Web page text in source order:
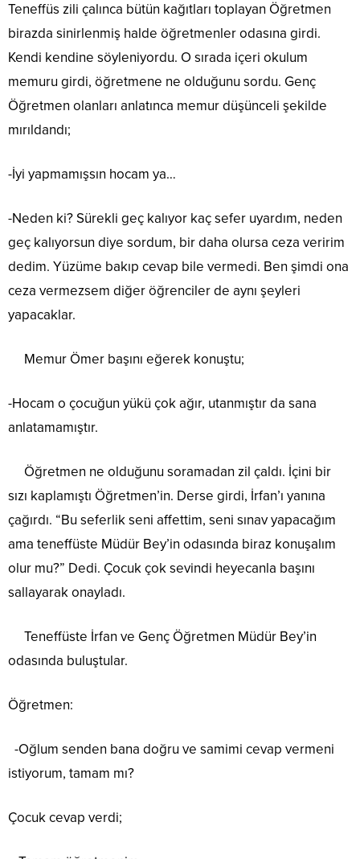
Teneffüs zili çalınca bütün kağıtları toplayan Öğretmen
birazda sinirlenmiş halde öğretmenler odasına girdi.
Kendi kendine söyleniyordu. O sırada içeri okulum
memuru girdi, öğretmene ne olduğunu sordu. Genç
Öğretmen olanları anlatınca memur düşünceli şekilde
mırıldandı;
-İyi yapmamışsın hocam ya…
-Neden ki? Sürekli geç kalıyor kaç sefer uyardım, neden
geç kalıyorsun diye sordum, bir daha olursa ceza veririm
dedim. Yüzüme bakıp cevap bile vermedi. Ben şimdi ona
ceza vermezsem diğer öğrenciler de aynı şeyleri
yapacaklar.
Memur Ömer başını eğerek konuştu;
-Hocam o çocuğun yükü çok ağır, utanmıştır da sana
anlatamamıştır.
Öğretmen ne olduğunu soramadan zil çaldı. İçini bir
sızı kaplamıştı Öğretmen’in. Derse girdi, İrfan’ı yanına
çağırdı. “Bu seferlik seni affettim, seni sınav yapacağım
ama teneffüste Müdür Bey’in odasında biraz konuşalım
olur mu?” Dedi. Çocuk çok sevindi heyecanla başını
sallayarak onayladı.
Teneffüste İrfan ve Genç Öğretmen Müdür Bey’in
odasında buluştular.
Öğretmen:
-Oğlum senden bana doğru ve samimi cevap vermeni
istiyorum, tamam mı?
Çocuk cevap verdi;